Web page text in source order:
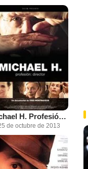
Michael H. Profesión director
de octubre de 2013